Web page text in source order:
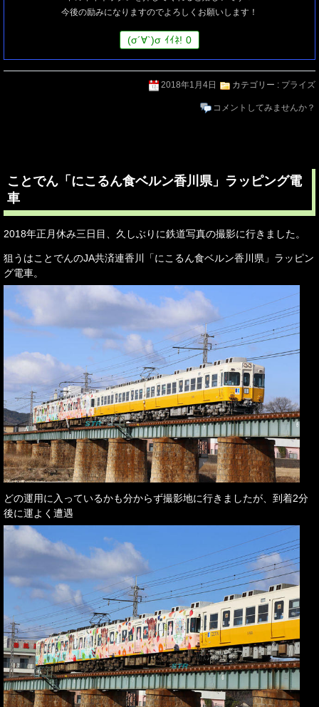
今後の励みになりますのでよろしくお願いします！
(σ´∀`)σ ｲｲﾈ! 0
2018年1月4日 カテゴリー : プライズ
コメントしてみませんか？
ことでん「にこるん食ベルン香川県」ラッピング電
車
2018年正月休み三日目、久しぶりに鉄道写真の撮影に行きました。
狙うはことでんのJA共済連香川「にこるん食ベルン香川県」ラッピン
グ電車。
どの運用に入っているかも分からず撮影地に行きましたが、到着2分
後に運よく遭遇